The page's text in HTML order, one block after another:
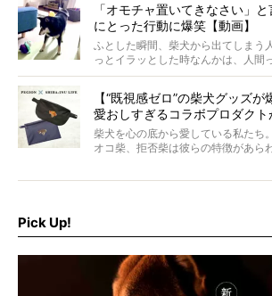
ォーカスし、その元気の秘訣や、老
だと思うことを、オーナーさんに語
回登場してくれたのは、17歳のとき
ら食が細かったため、何でも食べさ
「オモチャ置いてきなさい」
にとった行動に爆笑【動画】
ふとした瞬間、柴犬から出てしまう
っとイラッとした時なんかは、人間
いように見えます。もしかして本当
【“既視感ゼロ”の柴犬グッズ
愛おしすぎるコラボプロダクト
柴犬を心の底から愛している私たち
オコ柴、拒否柴は彼らの特徴があら
でもちょっと待て…もうひとつ、忘
シーンがあったぞ。それは、背中を
Pick Up!